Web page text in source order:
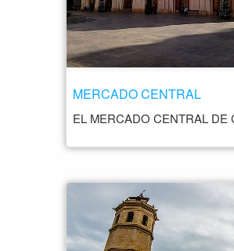
MERCADO CENTRAL